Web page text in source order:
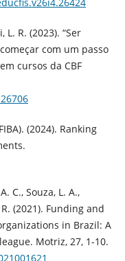
L. R. (2023). “Ser
com um passo
cursos da CBF
(2024). Ranking
C., Souza, L. A.,
(2021). Funding and
in Brazil: A
Motriz, 27, 1-10.